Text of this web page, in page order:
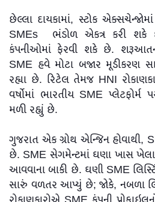
છેલ્લા દાયકામાં, સ્ટોક
SMEs ભંડોળ એકત્ર કરી શકે
કંપનીઓમાં ફેરવી શકે છે.
SME હવે મોટા બજાર મૂડીકરણ
રહ્યા છે. રિટેલ તેમજ HNI
વર્ષોમાં ભારતીય SME પ્લેટફોર્મ
મળી રહ્યું છે.
ગુજરાત એક ગ્રોથ એન્જિન
છે. SME સેગમેન્ટમાં ઘણા ખાસ
આવવાના બાકી છે. ઘણી SME
સારું વળતર આપ્યું છે; જોકે, નબળા